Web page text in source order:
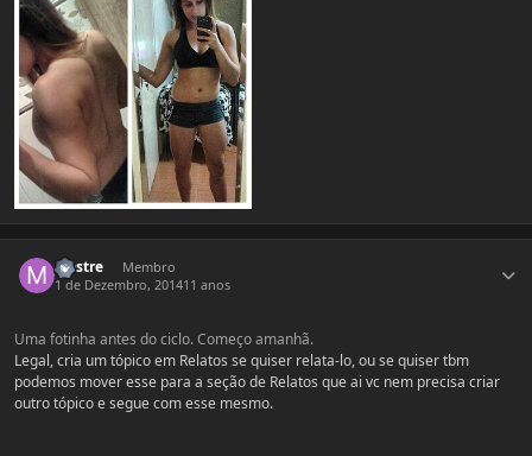
Mestre
Membro
1 de Dezembro, 201411 anos
Uma fotinha antes do ciclo. Começo amanhã.
Legal, cria um tópico em Relatos se quiser relata-lo, ou se quiser tbm
podemos mover esse para a seção de Relatos que ai vc nem precisa criar
outro tópico e segue com esse mesmo.